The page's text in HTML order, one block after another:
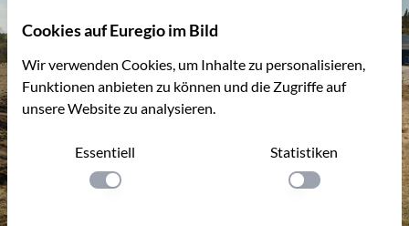
Geschichte
Cookies auf Euregio im Bild
Wir verwenden Cookies, um Inhalte zu personalisieren,
Funktionen anbieten zu können und die Zugriffe auf
unsere Website zu analysieren.
Essentiell
Einstellung anwenden
Statistiken
Einstellung